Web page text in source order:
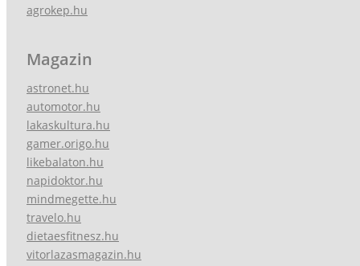
agrokep.hu
Magazin
astronet.hu
automotor.hu
lakaskultura.hu
gamer.origo.hu
likebalaton.hu
napidoktor.hu
mindmegette.hu
travelo.hu
dietaesfitnesz.hu
vitorlazasmagazin.hu